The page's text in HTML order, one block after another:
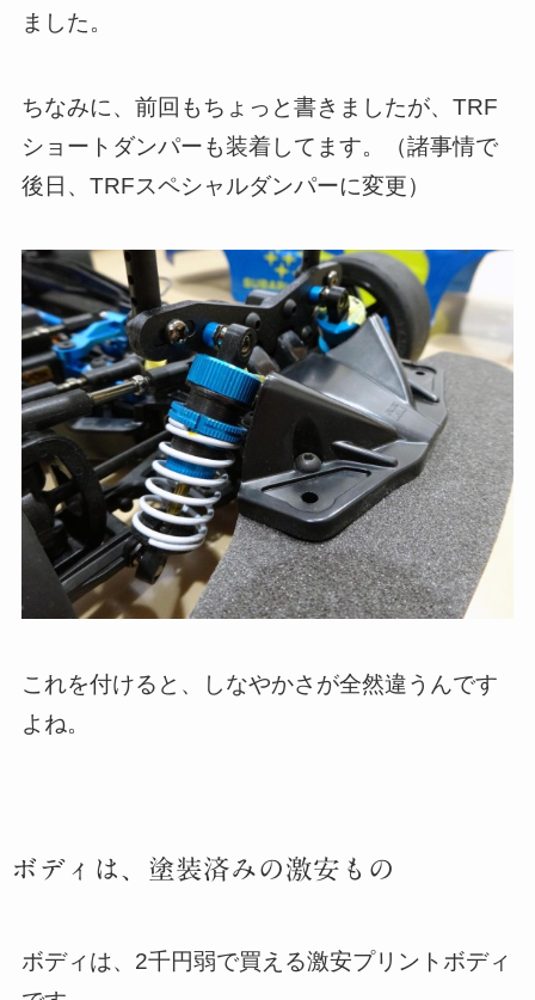
ました。
ちなみに、前回もちょっと書きましたが、TRF
ショートダンパーも装着してます。（諸事情で
後日、TRFスペシャルダンパーに変更）
これを付けると、しなやかさが全然違うんです
よね。
ボディは、塗装済みの激安もの
ボディは、2千円弱で買える激安プリントボディ